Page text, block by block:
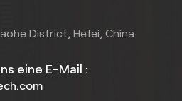
District, Hefei, China
eine E-Mail :